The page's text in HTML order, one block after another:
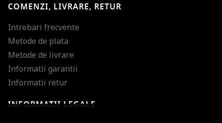
COMENZI, LIVRARE, RETUR
Intrebari frecvente
Metode de plata
Metode de livrare
Informatii garantii
Informatii retur
INFORMATII LEGALE